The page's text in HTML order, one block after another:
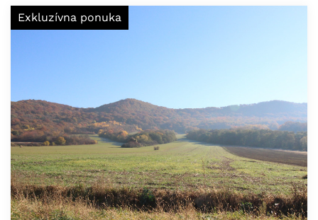
Exkluzívna ponuka